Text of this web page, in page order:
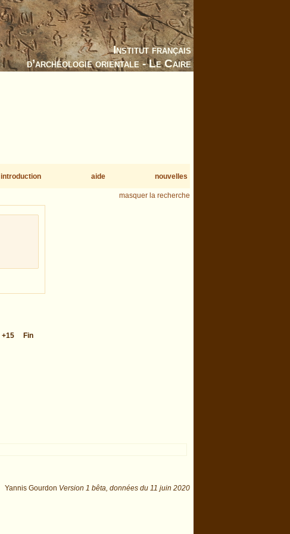
Institut français
d’archéologie orientale - Le Caire
introduction aide nouvelles
masquer la recherche
+15 Fin
Yannis Gourdon Version 1 bêta,données du 11 juin 2020